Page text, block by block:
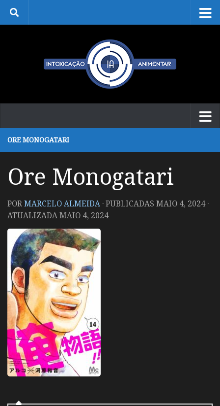
Skip to content
ORE MONOGATARI
Ore Monogatari
PORMARCELO ALMEIDA · PUBLICADAS MAIO 4, 2024·
ATUALIZADAMAIO 4, 2024